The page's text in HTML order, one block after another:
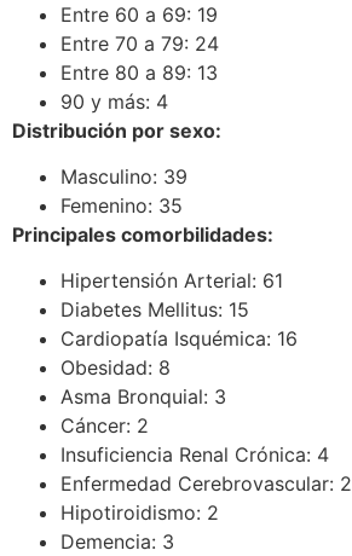
Entre 60 a 69: 19
Entre 70 a 79: 24
Entre 80 a 89: 13
90 y más: 4
Distribución por sexo:
Masculino: 39
Femenino: 35
Principales comorbilidades:
Hipertensión Arterial: 61
Diabetes Mellitus: 15
Cardiopatía Isquémica: 16
Obesidad: 8
Asma Bronquial: 3
Cáncer: 2
Insuficiencia Renal Crónica: 4
Enfermedad Cerebrovascular: 2
Hipotiroidismo: 2
Demencia: 3